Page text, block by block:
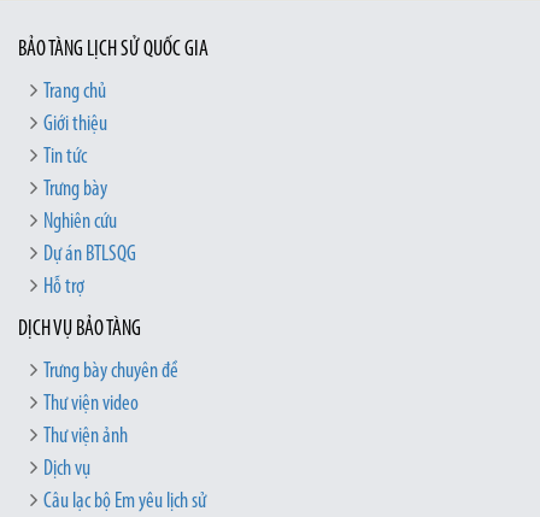
BẢO TÀNG LỊCH SỬ QUỐC GIA
Trang chủ
Giới thiệu
Tin tức
Trưng bày
Nghiên cứu
Dự án BTLSQG
Hỗ trợ
DỊCH VỤ BẢO TÀNG
Trưng bày chuyên đề
Thư viện video
Thư viện ảnh
Dịch vụ
Câu lạc bộ Em yêu lịch sử